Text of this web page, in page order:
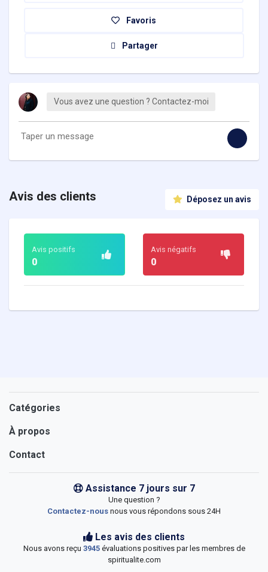
Favoris
Partager
Vous avez une question ? Contactez-moi
Déposez un avis
Avis des clients
Avis positifs
0
Avis négatifs
0
Catégories
À propos
Contact
Assistance 7 jours sur 7
Une question ?
Contactez-nous nous vous répondons sous 24H
Les avis des clients
Nous avons reçu 3945évaluations positives par les membres de
spiritualite.com